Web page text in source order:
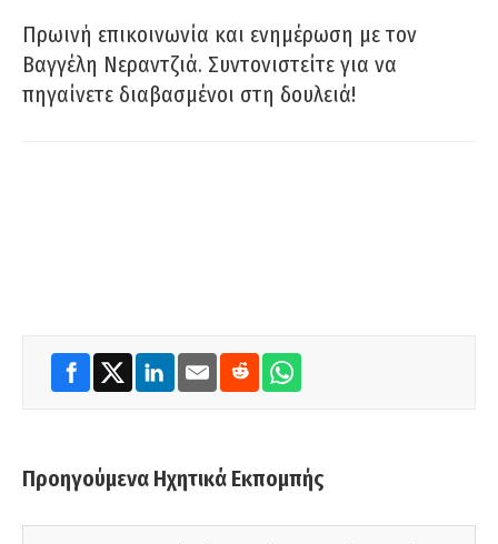
Πρωινή επικοινωνία και ενημέρωση με τον
Βαγγέλη Νεραντζιά. Συντονιστείτε για να
πηγαίνετε διαβασμένοι στη δουλειά!
Προηγούμενα Ηχητικά Εκπομπής